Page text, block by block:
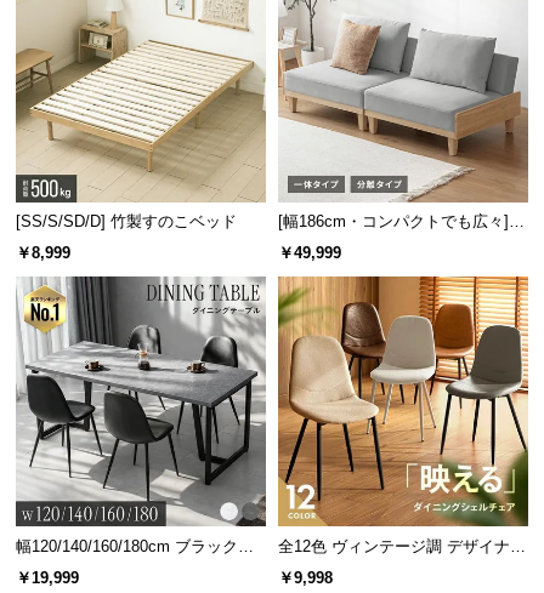
[SS/S/SD/D] 竹製すのこベッド
￥8,999
[幅186cm・コンパクトでも広々] 3
人掛けソファベッド リクライニン
￥49,999
幅120/140/160/180cm ブラックフ
レーム ダイニング 大理石調 4人掛
￥19,999
全12色 ヴィンテージ調 デザイナー
ズシェルチェア
￥9,998